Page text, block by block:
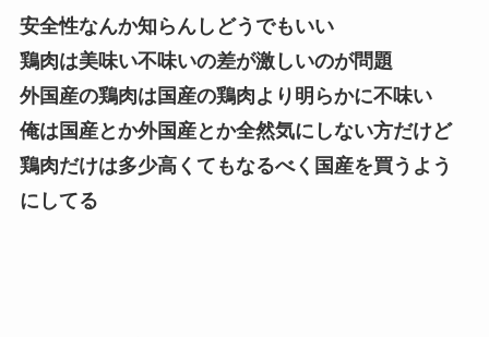
安全性なんか知らんしどうでもいい
鶏肉は美味い不味いの差が激しいのが問題
外国産の鶏肉は国産の鶏肉より明らかに不味い
俺は国産とか外国産とか全然気にしない方だけど
鶏肉だけは多少高くてもなるべく国産を買うよう
にしてる